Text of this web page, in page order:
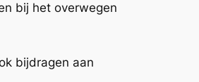
bij het overwegen
bijdragen aan